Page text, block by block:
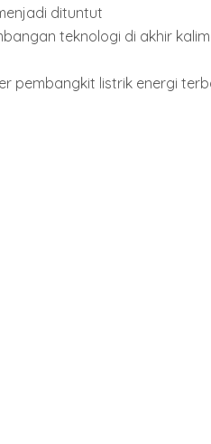
dituntut
teknologi di akhir
pembangkit listrik energi